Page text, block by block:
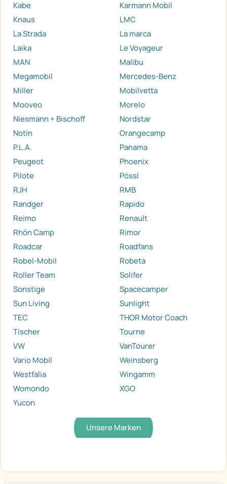
Kabe
Karmann Mobil
Knaus
LMC
La Strada
La marca
Laika
Le Voyageur
MAN
Malibu
Megamobil
Mercedes-Benz
Miller
Mobilvetta
Mooveo
Morelo
Niesmann + Bischoff
Nordstar
Notin
Orangecamp
P.L.A.
Panama
Peugeot
Phoenix
Pilote
Pössl
RJH
RMB
Randger
Rapido
Reimo
Renault
Rhön Camp
Rimor
Roadcar
Roadfans
Robel-Mobil
Robeta
Roller Team
Solifer
Sonstige
Spacecamper
Sun Living
Sunlight
TEC
THOR Motor Coach
Tischer
Tourne
VW
VanTourer
Vario Mobil
Weinsberg
Westfalia
Wingamm
Womondo
XGO
Yucon
Unsere Marken